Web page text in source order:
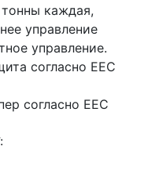
тонны каждая,
управление
управление.
согласно EEC
согласно EEC